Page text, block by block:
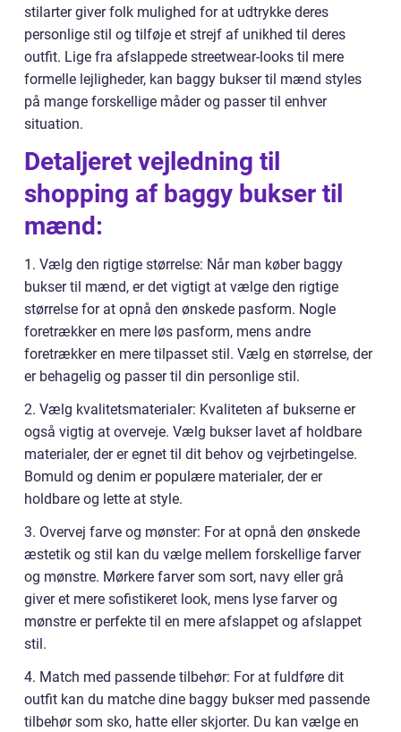
stilarter giver folk mulighed for at udtrykke deres
personlige stil og tilføje et strejf af unikhed til deres
outfit. Lige fra afslappede streetwear-looks til mere
formelle lejligheder, kan baggy bukser til mænd styles
på mange forskellige måder og passer til enhver
situation.
Detaljeret vejledning til
shopping af baggy bukser til
mænd:
1. Vælg den rigtige størrelse: Når man køber baggy
bukser til mænd, er det vigtigt at vælge den rigtige
størrelse for at opnå den ønskede pasform. Nogle
foretrækker en mere løs pasform, mens andre
foretrækker en mere tilpasset stil. Vælg en størrelse, der
er behagelig og passer til din personlige stil.
2. Vælg kvalitetsmaterialer: Kvaliteten af bukserne er
også vigtig at overveje. Vælg bukser lavet af holdbare
materialer, der er egnet til dit behov og vejrbetingelse.
Bomuld og denim er populære materialer, der er
holdbare og lette at style.
3. Overvej farve og mønster: For at opnå den ønskede
æstetik og stil kan du vælge mellem forskellige farver
og mønstre. Mørkere farver som sort, navy eller grå
giver et mere sofistikeret look, mens lyse farver og
mønstre er perfekte til en mere afslappet og afslappet
stil.
4. Match med passende tilbehør: For at fuldføre dit
outfit kan du matche dine baggy bukser med passende
tilbehør som sko, hatte eller skjorter. Du kan vælge en